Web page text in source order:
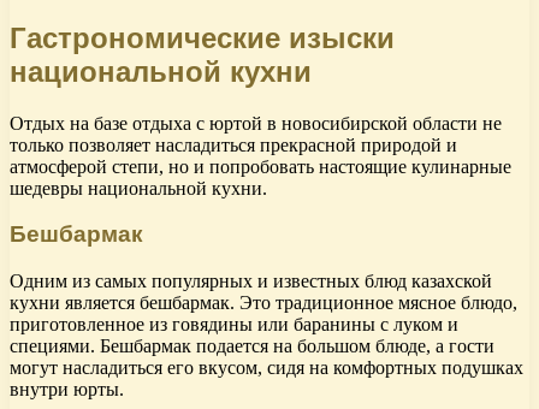
Гастрономические изыски
национальной кухни
Отдых на базе отдыха с юртой в новосибирской области не
только позволяет насладиться прекрасной природой и
атмосферой степи, но и попробовать настоящие кулинарные
шедевры национальной кухни.
Бешбармак
Одним из самых популярных и известных блюд казахской
кухни является бешбармак. Это традиционное мясное блюдо,
приготовленное из говядины или баранины с луком и
специями. Бешбармак подается на большом блюде, а гости
могут насладиться его вкусом, сидя на комфортных подушках
внутри юрты.